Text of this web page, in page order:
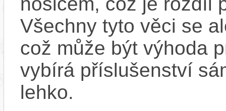
Všechny tyto věci se
což může být výhoda
vybírá příslušenství
lehko.